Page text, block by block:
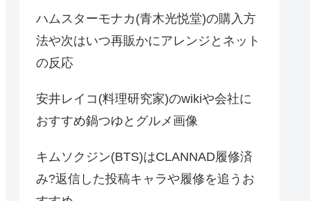
ハムスターモナカ(青木光悦堂)の購入方
法や次はいつ再販かにアレンジとネット
の反応
安井レイコ(料理研究家)のwikiや会社に
おすすめ鍋つゆとグルメ画像
キムソクジン(BTS)はCLANNAD履修済
み?返信した投稿キャラや履修を追うお